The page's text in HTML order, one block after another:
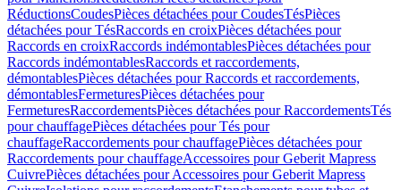
RéductionsCoudesPièces détachées pour CoudesTésPièces
détachées pour TésRaccords en croixPièces détachées pour
Raccords en croixRaccords indémontablesPièces détachées pour
Raccords indémontablesRaccords et raccordements,
démontablesPièces détachées pour Raccords et raccordements,
démontablesFermeturesPièces détachées pour
FermeturesRaccordementsPièces détachées pour RaccordementsTés
pour chauffagePièces détachées pour Tés pour
chauffageRaccordements pour chauffagePièces détachées pour
Raccordements pour chauffageAccessoires pour Geberit Mapress
CuivrePièces détachées pour Accessoires pour Geberit Mapress